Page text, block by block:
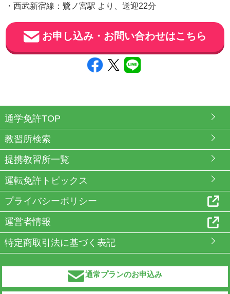
・西武新宿線：鷺ノ宮駅 より、送迎22分
お申し込み・お問い合わせはこちら
通学免許TOP
教習所検索
提携教習所一覧
運転免許トピックス
プライバシーポリシー
運営者情報
特定商取引法に基づく表記
通常プランのお申込み